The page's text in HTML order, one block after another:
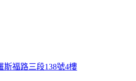
斯福路三段138號4樓